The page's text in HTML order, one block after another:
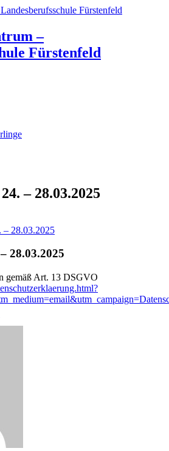
–
Fürstenfeld
– 28.03.2025
– 28.03.2025
28.03.2025
gemäß Art. 13 DSGVO